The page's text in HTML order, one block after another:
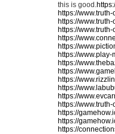
this is good.
https://
https://
https://
https://
https://
https://
https://
https://
https://
https://
https://
https://
https://
https://
https://